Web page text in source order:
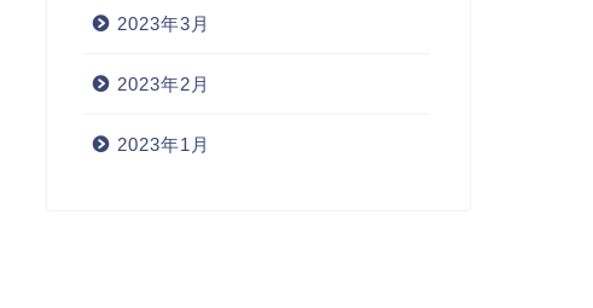
2023年3月
2023年2月
2023年1月